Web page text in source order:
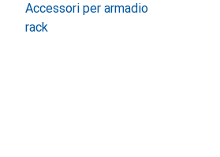
Accessori per armadio
rack